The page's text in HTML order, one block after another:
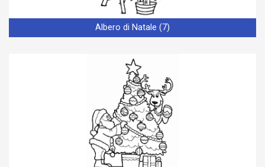
Albero di Natale (7)